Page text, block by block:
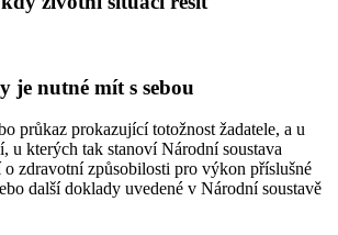
je nutné mít s sebou
průkaz prokazující totožnost žadatele, a u
u kterých tak stanoví Národní soustava
zdravotní způsobilosti pro výkon příslušné
další doklady uvedené v Národní soustavě